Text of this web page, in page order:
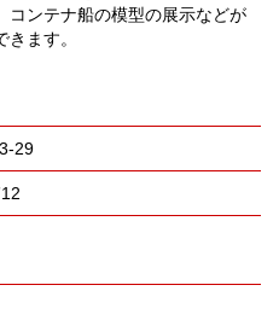
コンテナ船の模型の展示などが
ます。
29